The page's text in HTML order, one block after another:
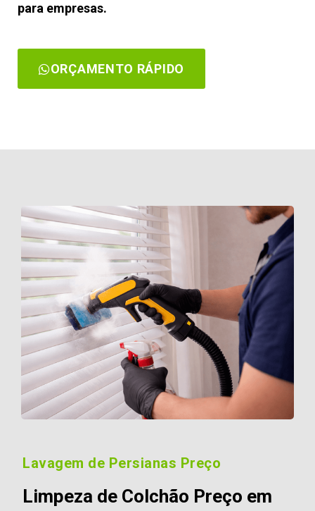
para empresas.
ORÇAMENTO RÁPIDO
Lavagem de Persianas Preço
Limpeza de Colchão Preço em